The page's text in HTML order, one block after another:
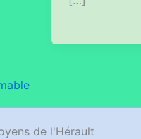
de l'Hérault